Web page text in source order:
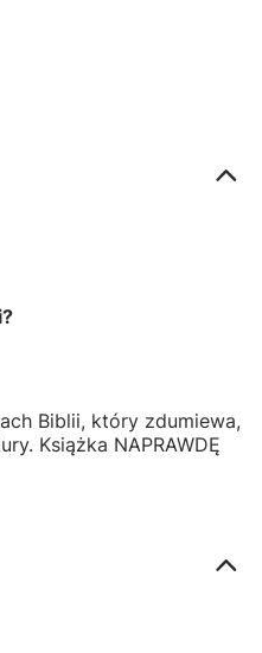
Biblii, który zdumiewa,
Książka NAPRAWDĘ